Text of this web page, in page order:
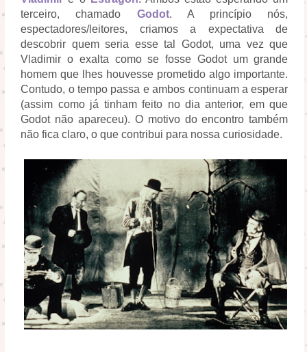
terceiro, chamado Godot. A princípio nós,
espectadores/leitores, criamos a expectativa de
descobrir quem seria esse tal Godot, uma vez que
Vladimir o exalta como se fosse Godot um grande
homem que lhes houvesse prometido algo importante.
Contudo, o tempo passa e ambos continuam a esperar
(assim como já tinham feito no dia anterior, em que
Godot não apareceu). O motivo do encontro também
não fica claro, o que contribui para nossa curiosidade.